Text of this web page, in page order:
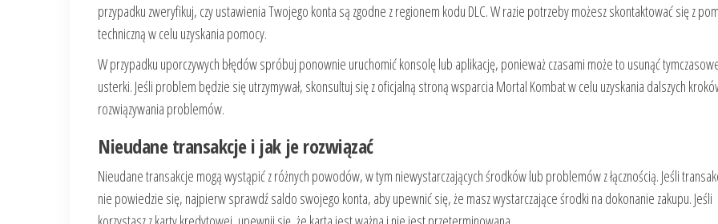
przypadku zweryfikuj, czy ustawienia Twojego konta są zgodne z regionem kodu DLC. W razie potrzeby możesz skontaktować się z
techniczną w celu uzyskania pomocy.
W przypadku uporczywych błędów spróbuj ponownie uruchomić konsolę lub aplikację, ponieważ czasami może to usunąć
usterki. Jeśli problem będzie się utrzymywał, skonsultuj się z oficjalną stroną wsparcia Mortal Kombat w celu uzyskania dalszych
rozwiązywania problemów.
Nieudane transakcje i jak je rozwiązać
Nieudane transakcje mogą wystąpić z różnych powodów, w tym niewystarczających środków lub problemów z łącznością. Jeśli
nie powiedzie się, najpierw sprawdź saldo swojego konta, aby upewnić się, że masz wystarczające środki na dokonanie zakupu. Jeśli